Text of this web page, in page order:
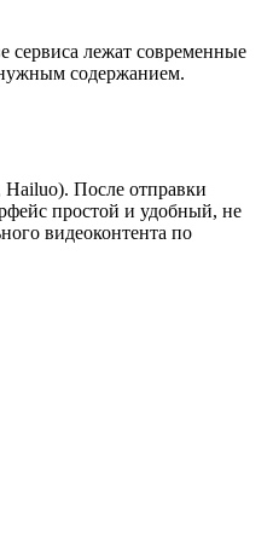
сервиса лежат современные
содержанием.
Hailuo). После отправки
простой и удобный, не
видеоконтента по